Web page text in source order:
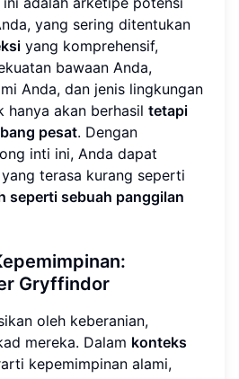
yang sering ditentukan
yang komprehensif,
bawaan Anda,
Anda, dan jenis lingkungan
hanya akan berhasil tetapi
pesat. Dengan
inti ini, Anda dapat
terasa kurang seperti
seperti sebuah panggilan
Gryffindor
oleh keberanian,
mereka. Dalam konteks
kepemimpinan alami,